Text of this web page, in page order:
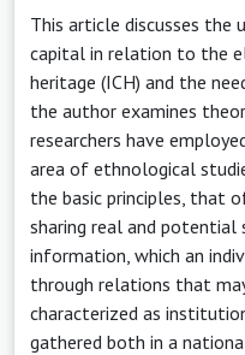
This article discusses
capital in relation to the
heritage (ICH) and the
the author examines
researchers have
area of ethnological
the basic principles, that
sharing real and potential
information, which an
through relations that
characterized as
gathered both in a